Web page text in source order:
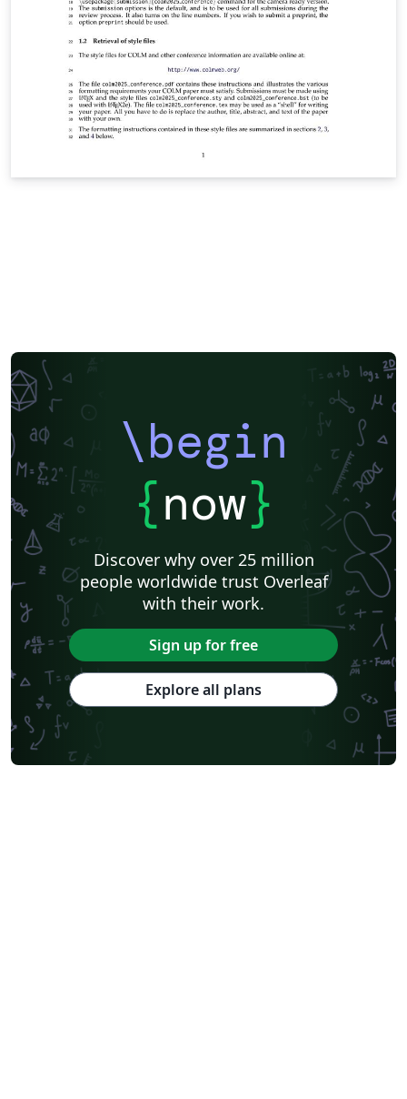
\begin
{now}
Discover why over 25 million
people worldwide trust Overleaf
with their work.
Sign up for free
Explore all plans